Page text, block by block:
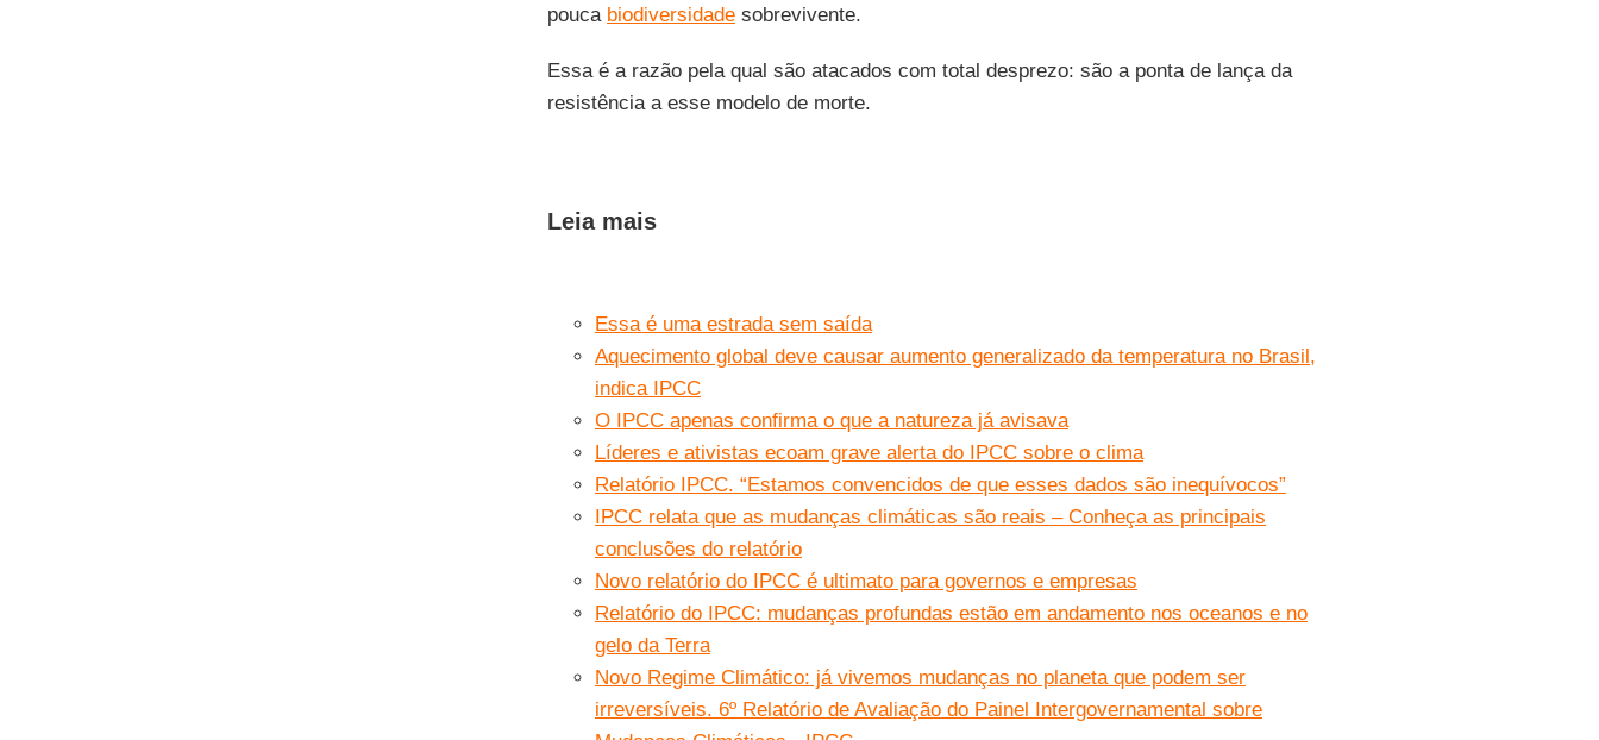
pouca biodiversidadesobrevivente.
Essa é a razão pela qual são atacados com total desprezo: são a ponta de lança da
resistência a esse modelo de morte.
Leia mais
Essa é uma estrada sem saída
Aquecimento global deve causar aumento generalizado da temperatura no Brasil,
indica IPCC
O IPCC apenas confirma o que a natureza já avisava
Líderes e ativistas ecoam grave alerta do IPCC sobre o clima
Relatório IPCC. “Estamos convencidos de que esses dados são inequívocos”
IPCC relata que as mudanças climáticas são reais – Conheça as principais
conclusões do relatório
Novo relatório do IPCC é ultimato para governos e empresas
Relatório do IPCC: mudanças profundas estão em andamento nos oceanos e no
gelo da Terra
Novo Regime Climático: já vivemos mudanças no planeta que podem ser
irreversíveis. 6º Relatório de Avaliação do Painel Intergovernamental sobre